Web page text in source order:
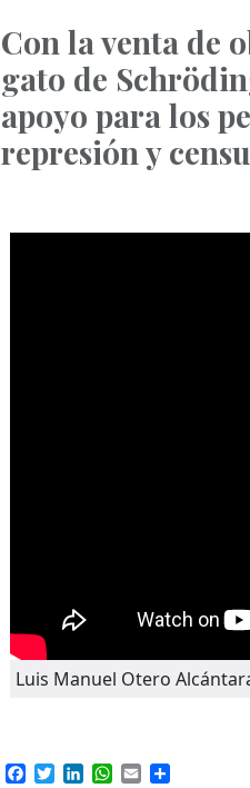
Con la venta de
gato de
apoyo para los
represión y
Luis Manuel Otero
Facebook
TwitterLinkedIn
WhatsApp
Email